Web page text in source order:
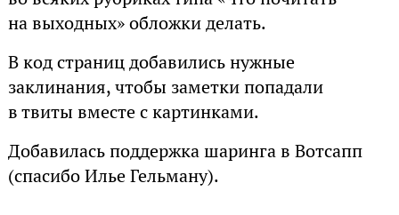
на выходных» обложки делать.
В код страниц добавились нужные
заклинания, чтобы заметки попадали
в твиты вместе с картинками.
Добавилась поддержка шаринга в Вотсапп
(спасибо Илье Гельману).